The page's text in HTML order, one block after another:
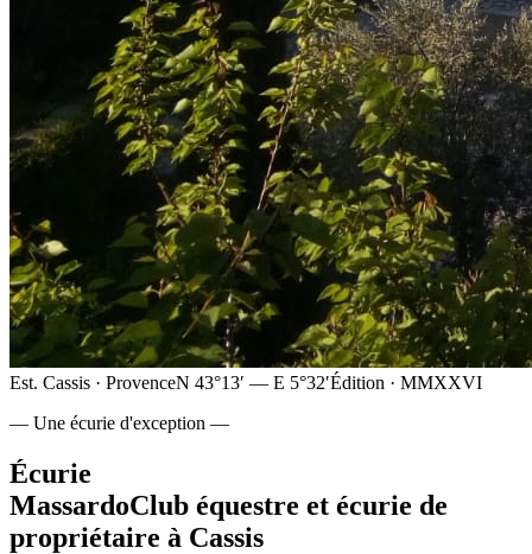
Est. Cassis · ProvenceN 43°13′ — E 5°32′Édition · MMXXVI
— Une écurie d'exception —
Écurie
MassardoClub équestre et écurie de
propriétaire à Cassis